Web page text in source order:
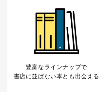
豊富なラインナップで
書店に並ばない本とも出会える